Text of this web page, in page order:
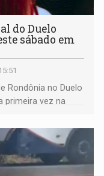
do Duelo
sábado em
Rondônia no Duelo
primeira vez na